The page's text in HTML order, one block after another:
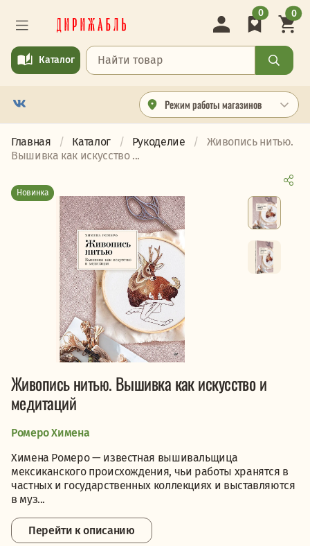
Режим работы магазинов
Каталог
0 0
Главная Каталог Рукоделие
Живопись нитью.
Вышивка как искусство ...
Новинка
Живопись нитью. Вышивка как искусство и
медитаций
Ромеро Химена
Химена Ромеро — известная вышивальщица
мексиканского происхождения, чьи работы хранятся в
частных и государственных коллекциях и выставляются
в муз...
Перейти к описанию